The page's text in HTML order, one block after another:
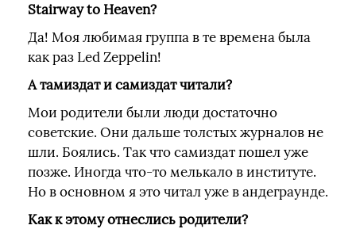
Stairway to Heaven?
Да! Моя любимая группа в те времена была
как раз Led Zeppelin!
А тамиздат и самиздат читали?
Мои родители были люди достаточно
советские. Они дальше толстых журналов не
шли. Боялись. Так что самиздат пошел уже
позже. Иногда что-то мелькало в институте.
Но в основном я это читал уже в андеграунде.
Как к этому отнеслись родители?